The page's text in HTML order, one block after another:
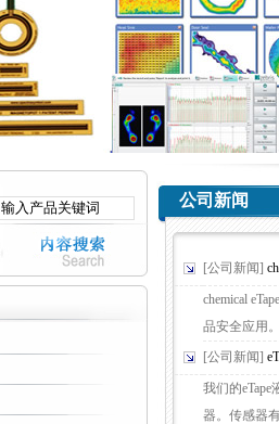
公司新闻
[公司新闻]
chemical
品安全应用
[公司新闻]
我们的
器。传感器